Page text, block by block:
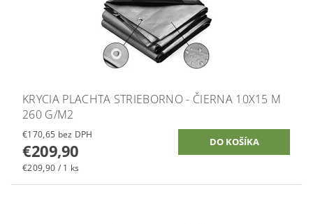
KRYCIA PLACHTA STRIEBORNO - ČIERNA 10X15 M
260 G/M2
€170,65 bez DPH
€209,90
€209,90 / 1 ks